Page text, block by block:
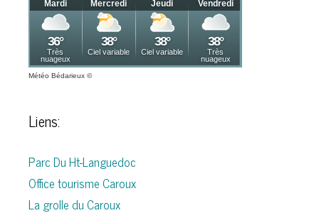
Météo Bédarieux ©
Liens:
Parc Du Ht-Languedoc
Office tourisme Caroux
La grolle du Caroux